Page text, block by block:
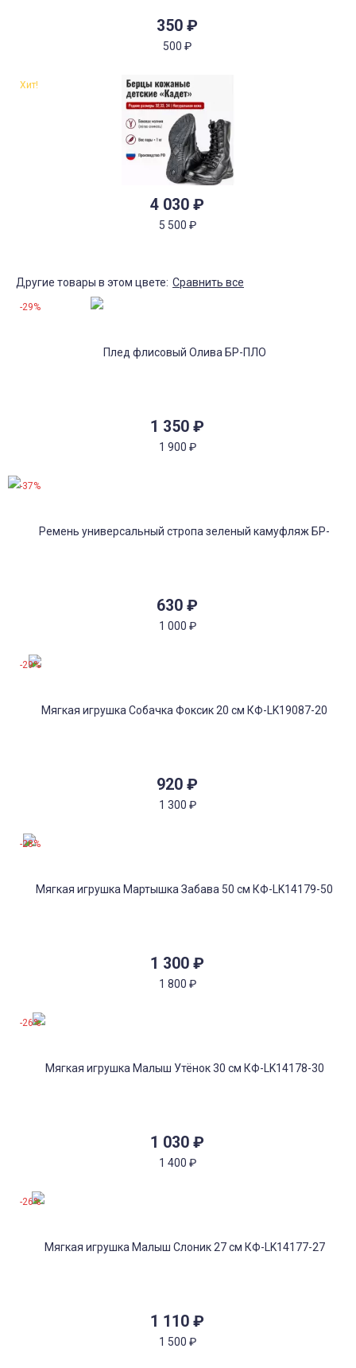
350 ₽
500 ₽
4 030 ₽
5 500 ₽
Хит!
Другие товары в этом цвете: Сравнить все
1 350 ₽
1 900 ₽
-29%
630 ₽
1 000 ₽
-37%
920 ₽
1 300 ₽
-29%
1 300 ₽
1 800 ₽
-28%
1 030 ₽
1 400 ₽
-26%
1 110 ₽
1 500 ₽
-26%